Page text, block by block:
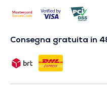
Consegna gratuita in